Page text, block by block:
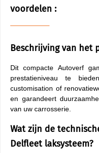
voordelen :
Beschrijving van het
Dit compacte Autoverf
prestatieniveau te
customisation of
en garandeert
van uw carrosserie.
Wat zijn de
Delfleet laksysteem?